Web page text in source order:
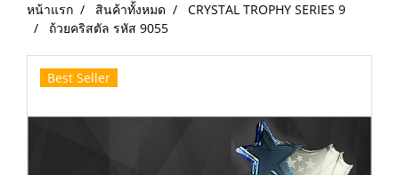
หน้าแรก สินค้าทั้งหมด
CRYSTAL TROPHY SERIES 9
ถ้วยคริสตัล รหัส 9055
Best Seller